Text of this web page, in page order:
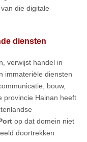
die digitale
diensten
verwijst handel in
immateriële diensten
bouw,
provincie Hainan heeft
op dat domein niet
doortrekken